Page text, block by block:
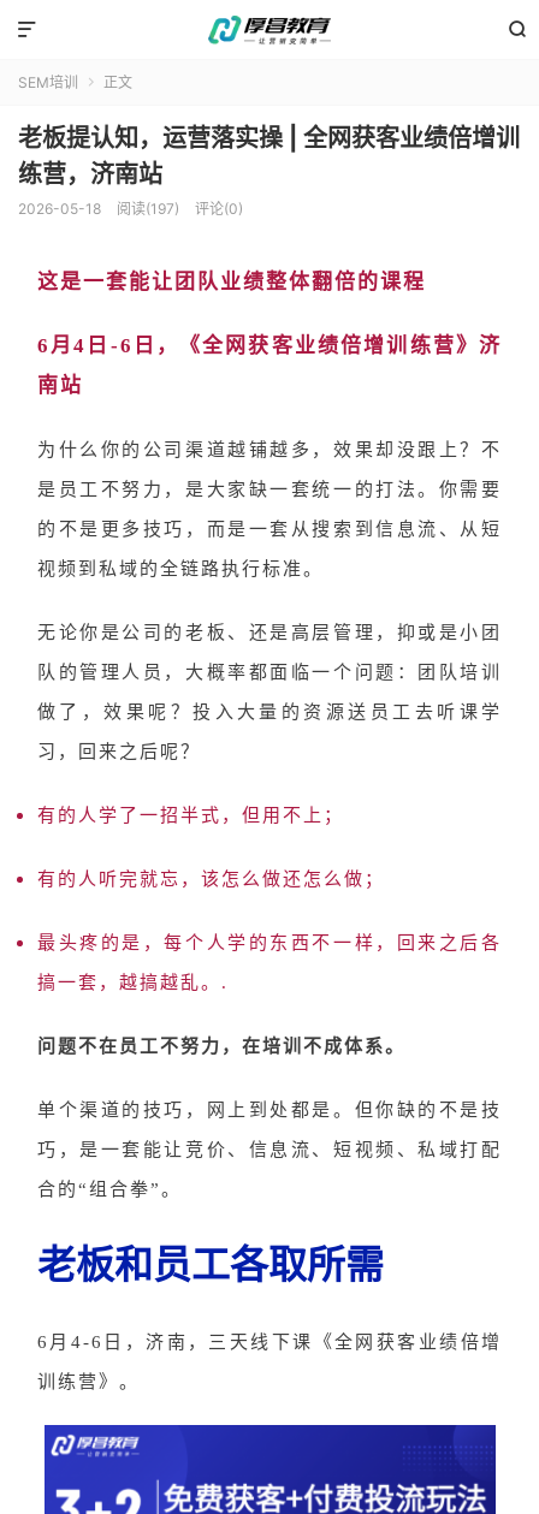


SEM培训  正文
老板提认知，运营落实操 | 全网获客业绩倍增训
练营，济南站
2026-05-18 阅读(197) 评论(0)
这是一套能让团队业绩整体翻倍的课程
6月4日-6日，《全网获客业绩倍增训练营》济
南站
为什么你的公司渠道越铺越多，效果却没跟上？不
是员工不努力，是大家缺一套统一的打法。你需要
的不是更多技巧，而是一套从搜索到信息流、从短
视频到私域的全链路执行标准。
无论你是公司的老板、还是高层管理，抑或是小团
队的管理人员，大概率都面临一个问题：团队培训
做了，效果呢？投入大量的资源送员工去听课学
习，回来之后呢？
有的人学了一招半式，但用不上；
有的人听完就忘，该怎么做还怎么做；
最头疼的是，每个人学的东西不一样，回来之后各
搞一套，越搞越乱。.
问题不在员工不努力，在培训不成体系。
单个渠道的技巧，网上到处都是。但你缺的不是技
巧，是一套能让竞价、信息流、短视频、私域打配
合的“组合拳”。
老板和员工各取所需
6月4-6日，济南，三天线下课《全网获客业绩倍增
训练营》。